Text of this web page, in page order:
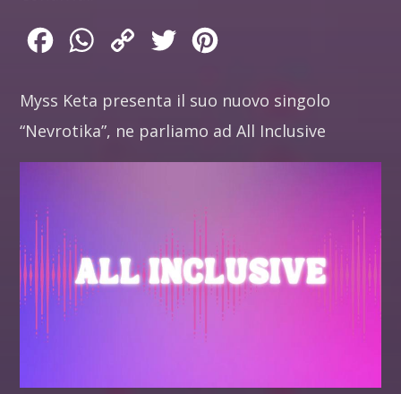
FacebookWhatsApp
Copy
Twitter
Myss Keta presenta il suo nuovo singolo
“Nevrotika”, ne parliamo ad All Inclusive